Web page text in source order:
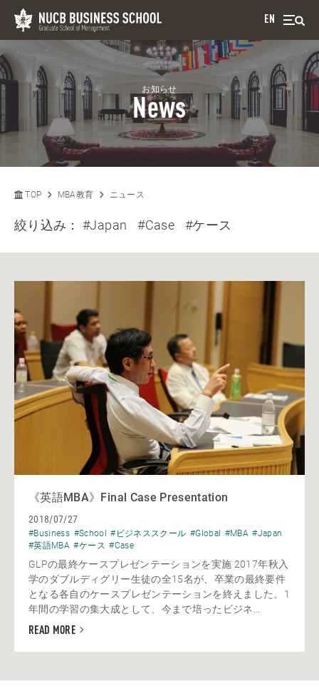
EN
お知らせ
News
TOP MBA教育 ニュース
絞り込み：#Japan #Case #ケース
《英語MBA》Final Case Presentation
2018/07/27
#Business #School #ビジネススクール #Global #MBA #Japan
#英語MBA #ケース #Case
GLPの最終ケースプレゼンテーションを実施 2017年秋入
学のダブルディグリー生徒の全15名が、卒業の最終要件
となる各自のケースプレゼンテーションを終えました。1
年間の学習の集大成として、今まで培ったビジネ...
READ MORE